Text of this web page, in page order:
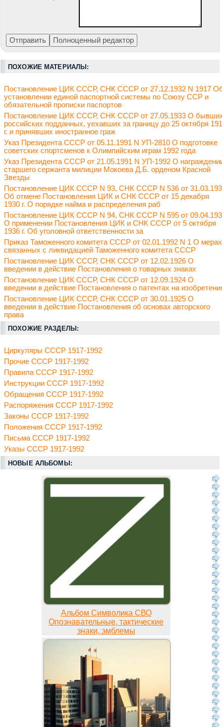
ПОХОЖИЕ МАТЕРИАЛЫ:
Постановление ЦИК СССР, СНК СССР от 27.12.1932 N 1917
установлении единой паспортной системы по Союзу ССР и
обязательной прописки паспортов
Постановление ЦИК СССР, СНК СССР от 27.05.1933 О
российских подданных, уехавших за границу до 25 октября
г. и принявших иностранное граж
Указ Президента СССР от 05.11.1991 N УП-2810 О подготовке
советских спортсменов к Олимпийским играм 1992 года
Указ Президента СССР от 21.05.1991 N УП-1992 О
старшего сержанта милиции Мокоева Д.Б. орденом Красной
Звезды
Постановление ЦИК СССР N 93, СНК СССР N 536 от
Об отмене Постановления ЦИК и СНК СССР от 15 декабря
1930 г. О порядке найма и распределения раб
Постановление ЦИК СССР N 94, СНК СССР N 595 от
О применении Постановления ЦИК и СНК СССР от 5 октября
1936 г. Об уголовной ответственности за
Приказ Таможенного комитета СССР от 02.01.1992 N 1 О
связанных с ликвидацией Таможенного комитета СССР
Постановление ЦИК СССР, СНК СССР от 12.02.1926 О
введении в действие Постановления о товарных знаках
Постановление ЦИК СССР, СНК СССР от 12.09.1924 О
введении в действие Постановления о патентах на
Постановление ЦИК СССР, СНК СССР от 30.01.1925 О
введении в действие Постановления об основах авторского
права
ПОХОЖИЕ РАЗДЕЛЫ:
Циркуляры СССР 1917-1992
Прочие СССР 1917-1992
Правила СССР 1917-1992
Инструкции СССР 1917-1992
Обращения СССР 1917-1992
Распоряжения СССР 1917-1992
Законы СССР 1917-1992
Положения СССР 1917-1992
Письма СССР 1917-1992
Указы СССР 1917-1992
НОВЫЕ АЛЬБОМЫ:
Альбом Символика СВО
Опознавательные, тактические
знаки, эмблемы